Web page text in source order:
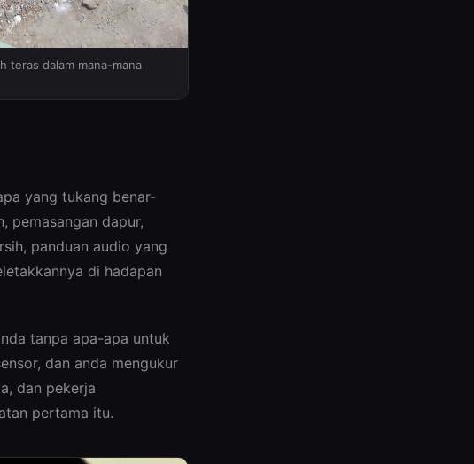
teras dalam mana-mana
yang tukang benar-
pemasangan dapur,
panduan audio yang
di hadapan
tanpa apa-apa untuk
dan anda mengukur
dan pekerja
pertama itu.